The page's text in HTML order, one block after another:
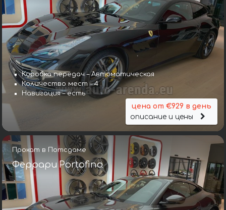
Коробка передач – Автоматическая
Количество мест – 4
Навигация – есть
цена от €929 в день
описание и цены
Прокат в Потсдаме
Феррари Portofino